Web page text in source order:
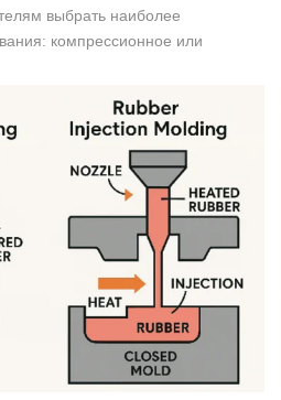
выбрать наиболее
компрессионное или